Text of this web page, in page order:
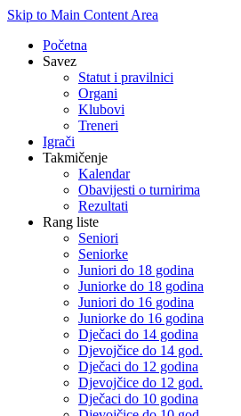
Skip to Main Content Area
Početna
Savez
Statut i pravilnici
Organi
Klubovi
Treneri
Igrači
Takmičenje
Kalendar
Obavijesti o turnirima
Rezultati
Rang liste
Seniori
Seniorke
Juniori do 18 godina
Juniorke do 18 godina
Juniori do 16 godina
Juniorke do 16 godina
Dječaci do 14 godina
Djevojčice do 14 god.
Dječaci do 12 godina
Djevojčice do 12 god.
Dječaci do 10 godina